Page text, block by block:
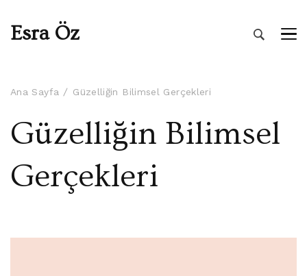
Esra Öz
Ana Sayfa Güzelliğin Bilimsel Gerçekleri
Güzelliğin Bilimsel
Gerçekleri